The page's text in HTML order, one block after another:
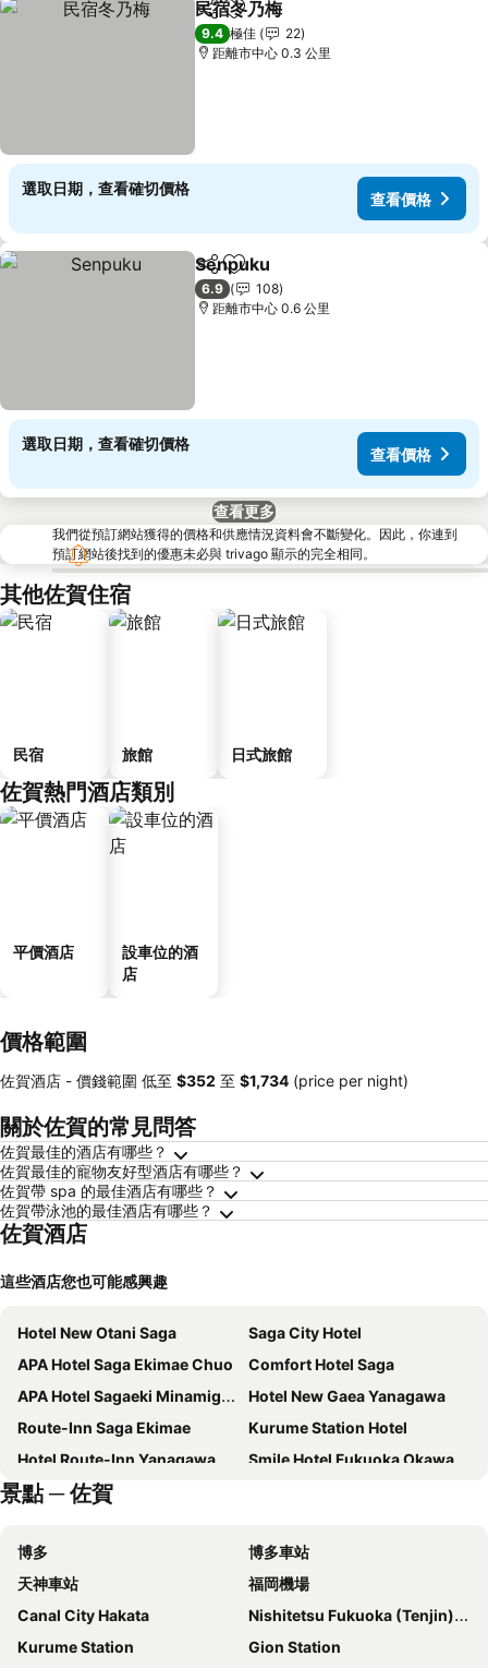
分享 放到收藏夾
民宿冬乃梅
9.4 極佳
22
距離市中心 0.3 公里
選取日期，查看確切價格
查看價格
分享 放到收藏夾
Senpuku
6.9
108
距離市中心 0.6 公里
選取日期，查看確切價格
查看價格
查看更多
我們從預訂網站獲得的價格和供應情況資料會不斷變化。因此，你連到
預訂網站後找到的優惠未必與 trivago 顯示的完全相同。
其他佐賀住宿
民宿 旅館 日式旅館
佐賀熱門酒店類別
平價酒店
設車位的酒
店
價格範圍
佐賀酒店 - 價錢範圍 低至 ‎$352 至 ‎$1,734 (price per night)
關於佐賀的常見問答
佐賀最佳的酒店有哪些？
佐賀最佳的寵物友好型酒店有哪些？
佐賀帶 spa 的最佳酒店有哪些？
佐賀帶泳池的最佳酒店有哪些？
佐賀酒店
這些酒店您也可能感興趣
Hotel New Otani Saga
Saga City Hotel
APA Hotel Saga Ekimae Chuo
Comfort Hotel Saga
APA Hotel Sagaeki Minamiguchi
Hotel New Gaea Yanagawa
Route-Inn Saga Ekimae
Kurume Station Hotel
Hotel Route-Inn Yanagawa Ekimae
Smile Hotel Fukuoka Okawa
Okawa Riverside Hotel
KANSEI null SAGA
東橫INN 佐賀站前
Hotel Remy (Adult Hotel)
HOTEL fah
Taqua
Idaimae Green Hotel
Sagayamato Onsen Hotel Amandi
Saga Ureshino Spa Taishoya Shiibasanso
景點 ─ 佐賀
博多
博多車站
天神車站
福岡機場
Canal City Hakata
Nishitetsu Fukuoka (Tenjin) Station
Kurume Station
Gion Station